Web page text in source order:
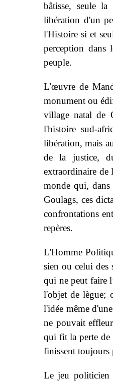
bâtisse, seule
libération d'un
l'Histoire si et
perception dans
peuple.
L'œuvre de
monument ou
village natal de
l'histoire sud-
libération, mais
de la justice,
extraordinaire de
monde qui, dans
Goulags, ces
confrontations
repères.
L'Homme
sien ou celui des
qui ne peut faire
l'objet de lègue;
l'idée même
ne pouvait
qui fit la perte de
finissent toujours
Le jeu politicien